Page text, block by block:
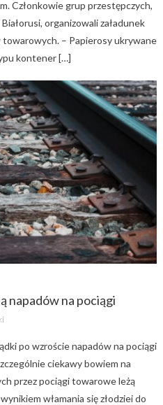
Członkowie grup przestępczych,
organizowali załadunek
– Papierosy ukrywane
kontener […]
napadów na pociągi
po wzroście napadów na pociągi
ciekawy bowiem na
przez pociągi towarowe leżą
włamania się złodziei do